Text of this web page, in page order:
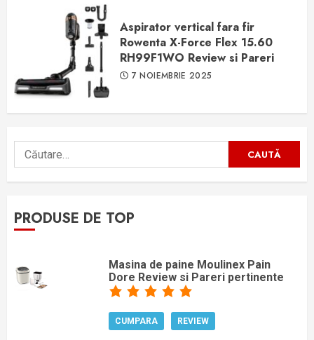
Aspirator vertical fara fir
Rowenta X-Force Flex 15.60
RH99F1WO Review si Pareri
7 NOIEMBRIE 2025
Caută
după:
PRODUSE DE TOP
Masina de paine Moulinex Pain
Dore Review si Pareri pertinente
CUMPARA REVIEW